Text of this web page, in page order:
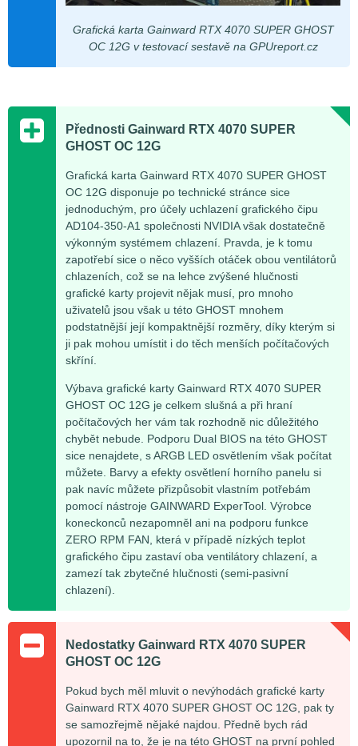
Grafická karta Gainward RTX 4070 SUPER GHOST
OC 12G v testovací sestavě na GPUreport.cz
Přednosti Gainward RTX 4070 SUPER
GHOST OC 12G
Grafická karta Gainward RTX 4070 SUPER GHOST
OC 12G disponuje po technické stránce sice
jednoduchým, pro účely uchlazení grafického čipu
AD104-350-A1 společnosti NVIDIA však dostatečně
výkonným systémem chlazení. Pravda, je k tomu
zapotřebí sice o něco vyšších otáček obou ventilátorů
chlazeních, což se na lehce zvýšené hlučnosti
grafické karty projevit nějak musí, pro mnoho
uživatelů jsou však u této GHOST mnohem
podstatnější její kompaktnější rozměry, díky kterým si
ji pak mohou umístit i do těch menších počítačových
skříní.
Výbava grafické karty Gainward RTX 4070 SUPER
GHOST OC 12G je celkem slušná a při hraní
počítačových her vám tak rozhodně nic důležitého
chybět nebude. Podporu Dual BIOS na této GHOST
sice nenajdete, s ARGB LED osvětlením však počítat
můžete. Barvy a efekty osvětlení horního panelu si
pak navíc můžete přizpůsobit vlastním potřebám
pomocí nástroje GAINWARD ExperTool. Výrobce
koneckonců nezapomněl ani na podporu funkce
ZERO RPM FAN, která v případě nízkých teplot
grafického čipu zastaví oba ventilátory chlazení, a
zamezí tak zbytečné hlučnosti (semi-pasivní
chlazení).
Nedostatky Gainward RTX 4070 SUPER
GHOST OC 12G
Pokud bych měl mluvit o nevýhodách grafické karty
Gainward RTX 4070 SUPER GHOST OC 12G, pak ty
se samozřejmě nějaké najdou. Předně bych rád
upozornil na to, že je na této GHOST na první pohled